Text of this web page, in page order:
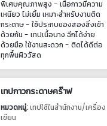
พิเศษคุณภาพสูง - เนื้อกาวมีความ
เหนียว ไม่เยิ้ม เหมาะสำหรับงานติด
กระดาษ - ใช้ประกบของสองสิ่งเข้า
ด้วยกัน - เทปเนื้อบาง ฉีกได้ง่าย
ด้วยมือ ใช้งานสะดวก - ติดได้ดีต่อ
ทุกพื้นผิววัสด
เทปกาวกระดาษคร๊าฟ
หมวดหมู่:เทปใช้ในสำนักงาน/เครื่อง
เขียน